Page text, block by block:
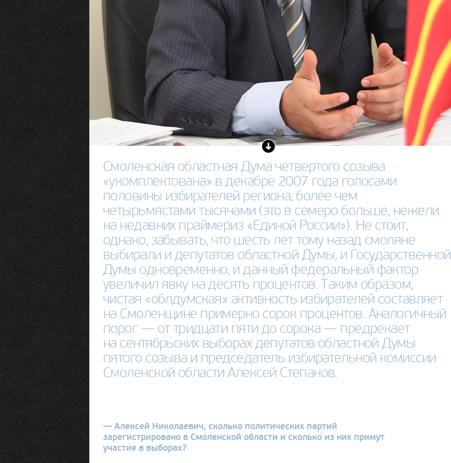
Смоленская областная Дума четвертого созыва
«укомплектована» в декабре 2007 года голосами
половины избирателей региона, более чем
четырьмястами тысячами (это в семеро больше, нежели
на недавних праймериз «Единой России»). Не стоит,
однако, забывать, что шесть лет тому назад смоляне
выбирали и депутатов областной Думы, и Государственной
Думы одновременно, и данный федеральный фактор
увеличил явку на десять процентов. Таким образом,
чистая «облдумская» активность избирателей составляет
на Смоленщине примерно сорок процентов. Аналогичный
порог — от тридцати пяти до сорока — предрекает
на сентябрьских выборах депутатов областной Думы
пятого созыва и председатель избирательной комиссии
Смоленской области Алексей Степанов.
— Алексей Николаевич, сколько политических партий
зарегистрировано в Смоленской области и сколько из них примут
участие в выборах?